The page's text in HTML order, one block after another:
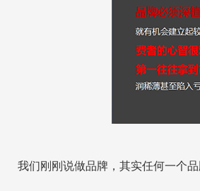
我们刚刚说做品牌，其实任何一个品